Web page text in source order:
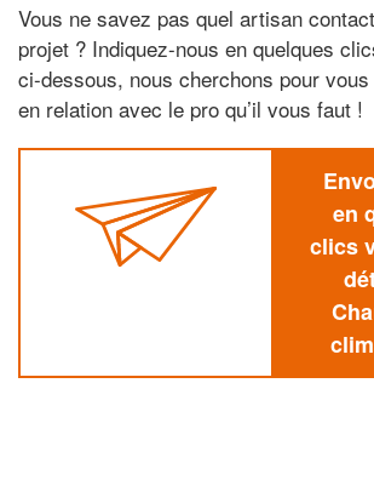
Vous ne savez pas quel artisan
projet ? Indiquez-nous en quelques
ci-dessous, nous cherchons pour
en relation avec le pro qu’il vous faut !
en
clics